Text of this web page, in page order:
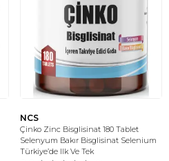
NCS
Çinko Zinc Bisglisinat 180 Tablet
Selenyum Bakır Bisglisinat Selenium
Türkiye’de Ilk Ve Tek